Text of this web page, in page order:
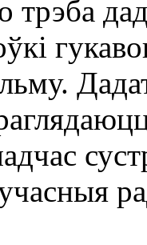
трэба